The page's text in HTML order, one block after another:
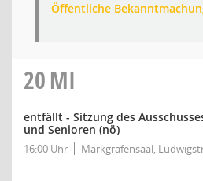
Öffentliche
20MI
entfällt - Sitzung des
und Senioren (nö)
16:00 Uhr Markgrafensaal,